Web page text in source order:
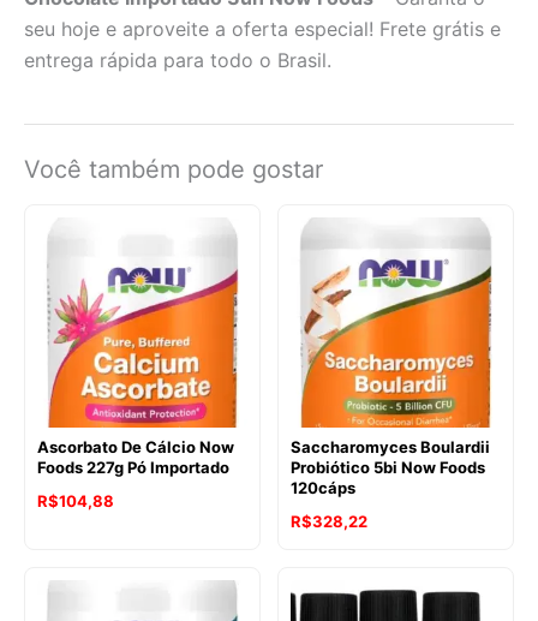
seu hoje e aproveite a oferta especial! Frete grátis e
entrega rápida para todo o Brasil.
Você também pode gostar
Ascorbato De Cálcio Now
Foods 227g Pó Importado
R$104,88
Saccharomyces Boulardii
Probiótico 5bi Now Foods
120cáps
R$328,22